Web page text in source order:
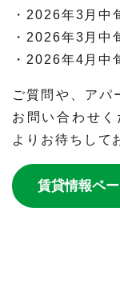
・2026年3月中
・2026年3月中
・2026年4月中
ご質問や、アパ
お問い合わせ
よりお待ちして
賃貸情報ペ